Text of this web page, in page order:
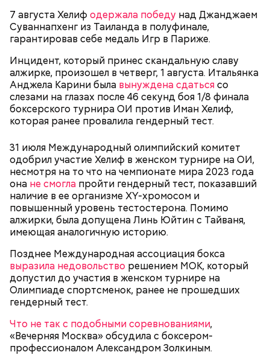
7 августа Хелиф одержала победу над Джанджаем
Суваннапхенг из Таиланда в полуфинале,
гарантировав себе медаль Игр в Париже.
Инцидент, который принес скандальную славу
алжирке, произошел в четверг, 1 августа. Итальянка
Анджела Карини была вынуждена сдатьсясо
слезами на глазах после 46 секунд боя 1/8 финала
боксерского турнира ОИ против Иман Хелиф,
которая ранее провалила гендерный тест.
31 июля Международный олимпийский комитет
одобрил участие Хелиф в женском турнире на ОИ,
несмотря на то что на чемпионате мира 2023 года
она не смогла пройти гендерный тест, показавший
наличие в ее организме XY-хромосом и
повышенный уровень тестостерона. Помимо
алжирки, была допущена Линь Юйтин с Тайваня,
имеющая аналогичную историю.
Позднее Международная ассоциация бокса
выразила недовольство решением МОК, который
допустил до участия в женском турнире на
Олимпиаде спортсменок, ранее не прошедших
гендерный тест.
Что не так с подобными соревнованиями,
«Вечерняя Москва» обсудила с боксером-
профессионалом Александром Золкиным.
Весной 1949 года Яшин присоединился к главному
составу команды — стал третьим вратарем. В
любимом клубе он играл до конца спортивного
пути — начала 70-х. Яшин был так сильно предан
родной команде, что даже в ходе игр за сборную
не мог расстаться с футболкой, на которой была
начертана буква «Д».
Способности Яшина позволяли ему быть
востребованным в разных видах спорта. Он был
хорош в хоккее. В 50-х стал чемпионом СССР, его
активно звали в сборную страны, но он отказался,
так как уже сделал свой выбор.
А 1 октября Sky News сообщил, что УЕФА обратился
к решившимбойкотировать матчиюношеской
сборной России странам в попытке подавить
разногласия среди национальных федераций.